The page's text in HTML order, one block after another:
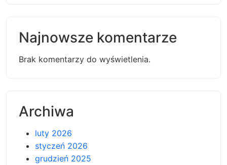
Najnowsze komentarze
Brak komentarzy do wyświetlenia.
Archiwa
luty 2026
styczeń 2026
grudzień 2025